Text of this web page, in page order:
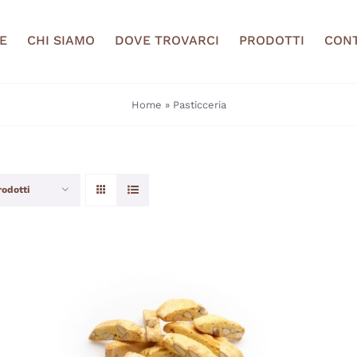
CHI SIAMO DOVE TROVARCI PRODOTTI
Home » Pasticceria